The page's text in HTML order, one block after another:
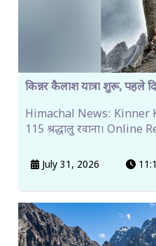
किन्नर कैलाश यात्रा शुरू, पहले
Himachal News: Kinner
115 श्रद्धालु रवाना। Online
July 31, 2026